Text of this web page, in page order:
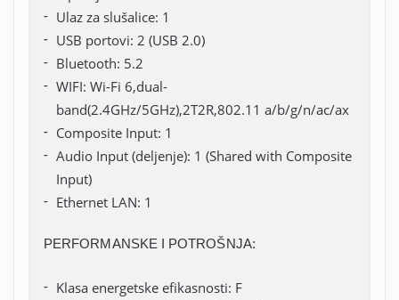
Ulaz za slušalice: 1
USB portovi: 2 (USB 2.0)
Bluetooth: 5.2
WIFI: Wi-Fi 6,dual-
band(2.4GHz/5GHz),2T2R,802.11 a/b/g/n/ac/ax
Composite Input: 1
Audio Input (deljenje): 1 (Shared with Composite
Input)
Ethernet LAN: 1
PERFORMANSKE I POTROŠNJA:
Klasa energetske efikasnosti: F